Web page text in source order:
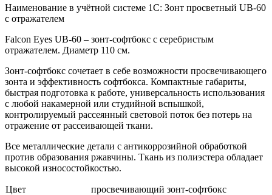
Наименование в учётной системе 1С: Зонт просветный UB-60
с отражателем
Falcon Eyes UB-60 – зонт-софтбокс с серебристым
отражателем. Диаметр 110 см.
Зонт-софтбокс сочетает в себе возможности просвечивающего
зонта и эффективность софтбокса. Компактные габариты,
быстрая подготовка к работе, универсальность использования
с любой накамерной или студийной вспышкой,
контролируемый рассеянный световой поток без потерь на
отражение от рассеивающей ткани.
Все металлические детали с антикоррозийной обработкой
против образования ржавчины. Ткань из полиэстера обладает
высокой износостойкостью.
Цвет
просвечивающий зонт-софтбокс